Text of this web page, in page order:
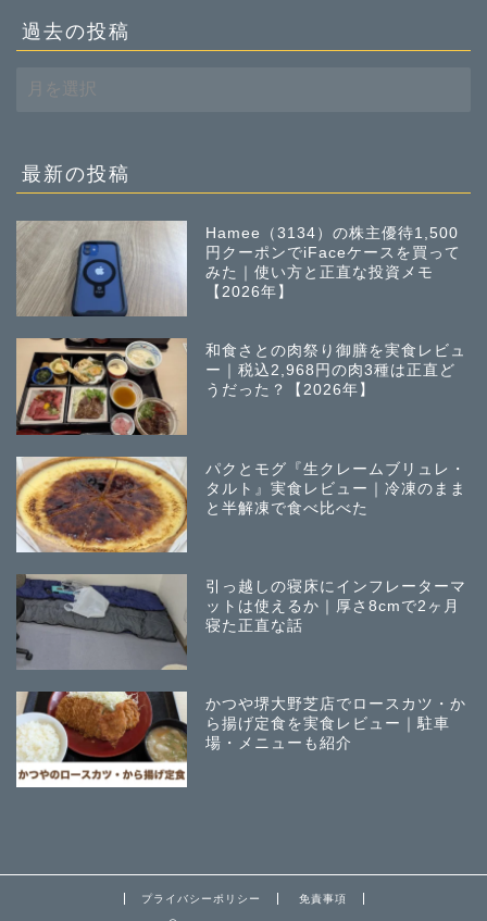
過去の投稿
去
稿
最新の投稿
Hamee（3134）の株主優待1,500
円クーポンでiFaceケースを買って
みた｜使い方と正直な投資メモ
【2026年】
和食さとの肉祭り御膳を実食レビュ
ー｜税込2,968円の肉3種は正直ど
うだった？【2026年】
パクとモグ『生クレームブリュレ・
タルト』実食レビュー｜冷凍のまま
と半解凍で食べ比べた
引っ越しの寝床にインフレーターマ
ットは使えるか｜厚さ8cmで2ヶ月
寝た正直な話
かつや堺大野芝店でロースカツ・か
ら揚げ定食を実食レビュー｜駐車
場・メニューも紹介
プライバシーポリシー 免責事項